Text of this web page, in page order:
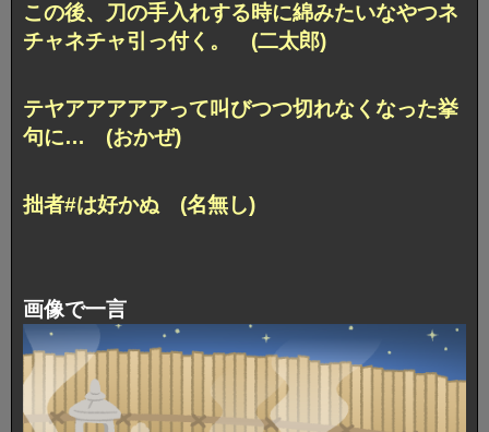
この後、刀の手入れする時に綿みたいなやつネ
チャネチャ引っ付く。 (二太郎)
テヤアアアアアって叫びつつ切れなくなった挙
句に… (おかぜ)
拙者#は好かぬ (名無し)
画像で一言